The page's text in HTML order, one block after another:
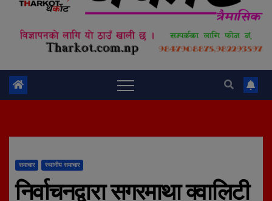
समाचार स्थानीय समाचार
निर्वाचनद्वारा सगरमाथा क्वालिटी